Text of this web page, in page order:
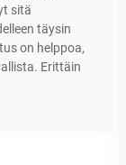
sitä
täysin
on helppoa,
Erittäin